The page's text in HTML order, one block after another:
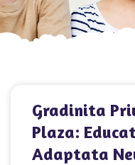
Gradinita
Plaza:
Adaptata